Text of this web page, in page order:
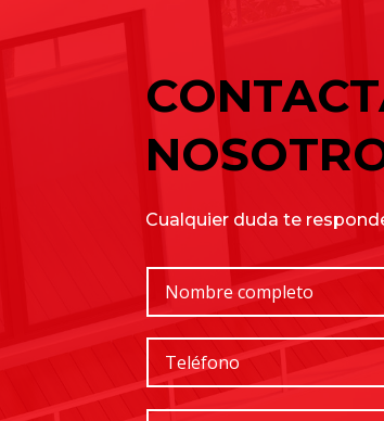
Naves industriales en
Cómo elegir una nave
Cualquier duda te